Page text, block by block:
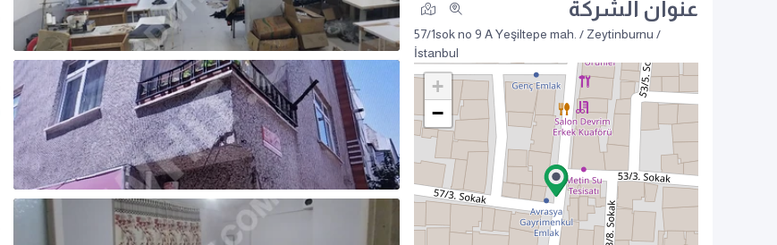
عنوان الشركة
57/1sok no 9 AYeşiltepe mah. / Zeytinburnu /
İstanbul
+
−